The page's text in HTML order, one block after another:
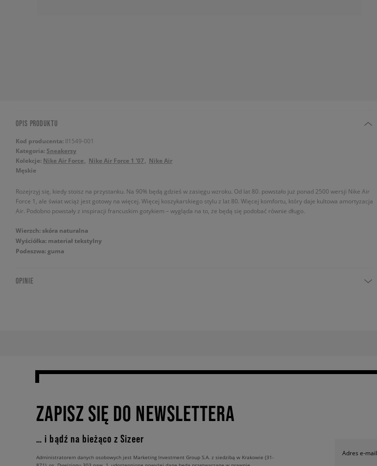
OPIS PRODUKTU
Kod producenta: II1549-001
Kategoria: Sneakersy
Kolekcje: Nike Air Force Nike Air Force 1 '07
Nike Air
Męskie
Rozejrzyj się, kiedy stoisz na przystanku. Na 90% będą gdzieś w zasięgu wzroku. Od lat 80. powstało już ponad 2500 wersji Nike Air
Force 1, ale świat wciąż jest gotowy na więcej. Więcej koszykarskiego stylu z lat 80. Więcej komfortu, który daje kultowa amortyzacja
Air. Podobno powstały z inspiracji francuskim gotykiem – wygląda na to, że będą się podobać równie długo.
Wierzch: skóra naturalna
Wyściółka: materiał tekstylny
Podeszwa: guma
OPINIE
ZAPISZ SIĘ DO NEWSLETTERA
… i bądź na bieżąco z Sizeer
Adres e-mail
Administratorem danych osobowych jest Marketing Investment Group S.A. z siedzibą w Krakowie (31-